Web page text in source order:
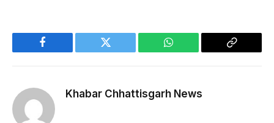
Facebook Twitter WhatsApp
Copy
Khabar Chhattisgarh News